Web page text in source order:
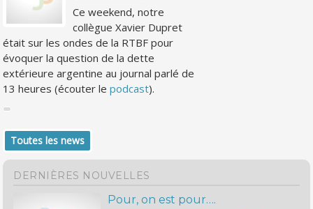
Ce weekend, notre
collègue Xavier Dupret
était sur les ondes de la RTBF pour
évoquer la question de la dette
extérieure argentine au journal parlé de
13 heures (écouter lepodcast).
Toutes les news
DERNIÈRES NOUVELLES
Pour, on est pour….